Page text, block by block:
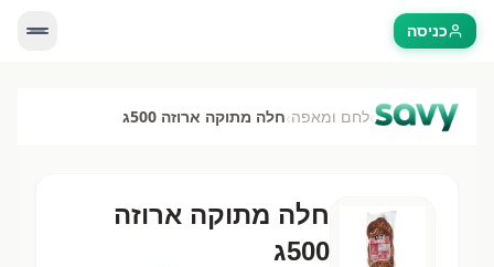
כניסה
›לחם ומאפה›חלה מתוקה ארוזה 500ג
חלה מתוקה ארוזה
500ג